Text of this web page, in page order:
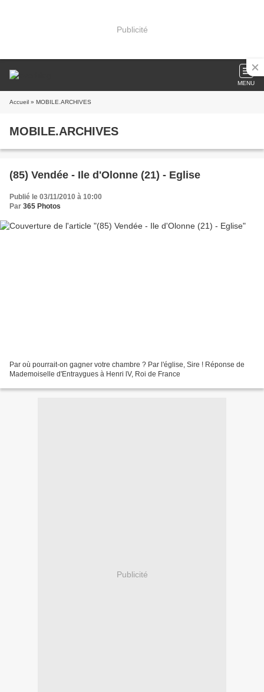
Publicité
MENU
Accueil » MOBILE.ARCHIVES
MOBILE.ARCHIVES
(85) Vendée - Ile d'Olonne (21) - Eglise
Publié le 03/11/2010 à 10:00
Par 365 Photos
Par où pourrait-on gagner votre chambre ? Par l'église, Sire ! Réponse de
Mademoiselle d'Entraygues à Henri lV, Roi de France
Publicité